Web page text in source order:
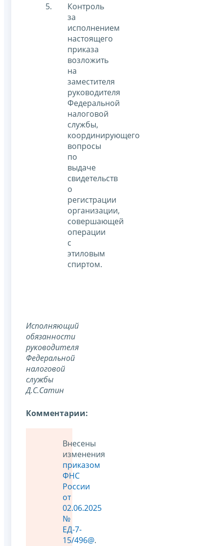
Контроль
за
исполнением
настоящего
приказа
возложить
на
заместителя
руководителя
Федеральной
налоговой
службы,
координирующего
вопросы
по
выдаче
свидетельств
о
регистрации
организации,
совершающей
операции
с
этиловым
спиртом.
Исполняющий
обязанности
руководителя
Федеральной
налоговой
службы
Д.С.Сатин
Комментарии:
Внесены
изменения
приказом
ФНС
России
от
02.06.2025
№
ЕД-7-
15/496@.